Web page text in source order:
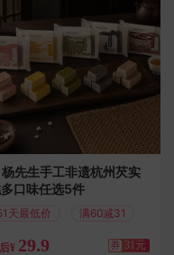
杨先生手工非遗杭州芡实
口味任选5件
天最低价 满60减31
¥ 29.9 券 31元